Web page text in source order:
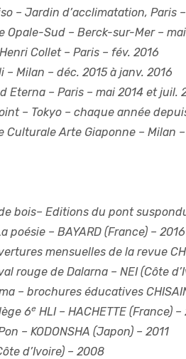
– Jardin d’acclimatation, Paris
Opale-Sud – Berck-sur-Mer –
Collet– Paris – fév. 2016
– Milan – déc. 2015 à janv. 2016
Eterna – Paris – mai 2014 et juil.
– Tokyo – chaque année
Culturale Arte Giaponne – Milan
bois– Editions du pont
poésie – BAYARD (France) –
mensuelles de la revue
rouge de Dalarna – NEI (Côte
– brochures éducatives
6e HLI– HACHETTE (France) –
– KODONSHA (Japon) – 2011
d’Ivoire) – 2008